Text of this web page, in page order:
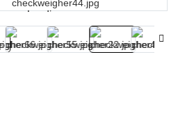
Loading...
Loading...